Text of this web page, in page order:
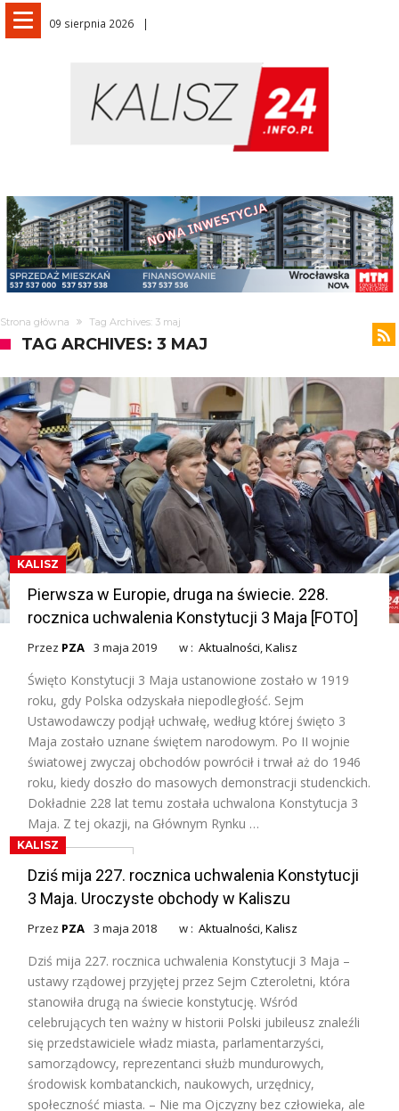
09 sierpnia 2026
Strona główna Tag Archives: 3 maj
TAG ARCHIVES: 3 MAJ
KALISZ
Pierwsza w Europie, druga na świecie. 228.
rocznica uchwalenia Konstytucji 3 Maja [FOTO]
Przez PZA 3 maja 2019 w :Aktualności,Kalisz
Święto Konstytucji 3 Maja ustanowione zostało w 1919
roku, gdy Polska odzyskała niepodległość. Sejm
Ustawodawczy podjął uchwałę, według której święto 3
Maja zostało uznane świętem narodowym. Po II wojnie
światowej zwyczaj obchodów powrócił i trwał aż do 1946
roku, kiedy doszło do masowych demonstracji studenckich.
Dokładnie 228 lat temu została uchwalona Konstytucja 3
Maja. Z tej okazji, na Głównym Rynku …
KALISZ
Dziś mija 227. rocznica uchwalenia Konstytucji
3 Maja. Uroczyste obchody w Kaliszu
Przez PZA 3 maja 2018 w :Aktualności,Kalisz
Dziś mija 227. rocznica uchwalenia Konstytucji 3 Maja –
ustawy rządowej przyjętej przez Sejm Czteroletni, która
stanowiła drugą na świecie konstytucję. Wśród
celebrujących ten ważny w historii Polski jubileusz znaleźli
się przedstawiciele władz miasta, parlamentarzyści,
samorządowcy, reprezentanci służb mundurowych,
środowisk kombatanckich, naukowych, urzędnicy,
społeczność miasta. – Nie ma Ojczyzny bez człowieka, ale